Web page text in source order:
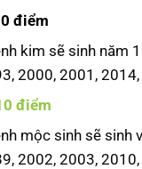
điểm
kim sẽ sinh năm
2000, 2001,
điểm
mộc sinh sẽ sinh
2002, 2003,